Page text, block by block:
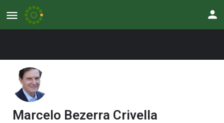
Marcelo Bezerra Crivella